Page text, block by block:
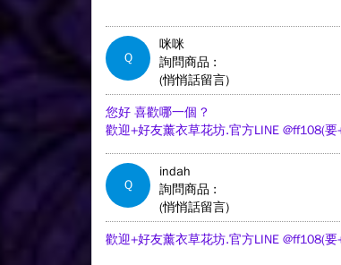
Q
咪咪
詢問商品 :
(悄悄話留言)
您好 喜歡哪一個 ?
歡迎+好友薰衣草花坊.官方LINE @ff108(要
Q
indah
詢問商品 :
(悄悄話留言)
歡迎+好友薰衣草花坊.官方LINE @ff108(要